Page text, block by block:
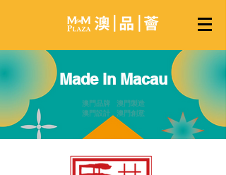
Made in Macau
澳門品牌 澳門製造
澳門設計 澳門創意